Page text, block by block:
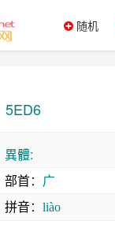
随机
5ED6
異體:
部首： 广
拼音： liào